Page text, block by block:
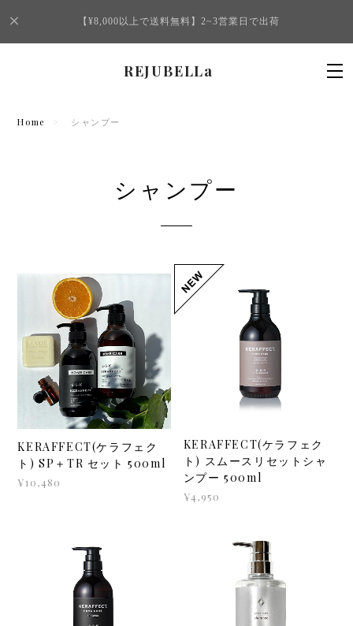
【¥8,000以上で送料無料】2~3営業日で出荷
REJUBELLa
Home シャンプー
シャンプー
KERAFFECT(ケラフェク
ト) SP＋TR セット 500ml
¥10,480
KERAFFECT(ケラフェク
ト) スムースリセットシャ
ンプー 500ml
¥4,950